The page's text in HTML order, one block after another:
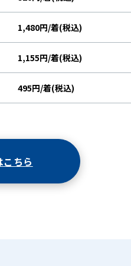
1,480円/着(税込)
1,155円/着(税込)
495円/着(税込)
ちら